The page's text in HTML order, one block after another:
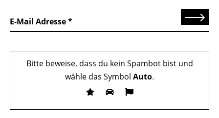
E-Mail Adresse Senden
Bitte beweise, dass du kein Spambot bist und
wähle das Symbol Auto.